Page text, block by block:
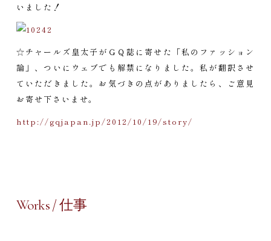
いました！
☆チャールズ皇太子がＧＱ誌に寄せた「私のファッション
論」、ついにウェブでも解禁になりました。私が翻訳させ
ていただきました。お気づきの点がありましたら、ご意見
お寄せ下さいませ。
http://gqjapan.jp/2012/10/19/story/
Works / 仕事